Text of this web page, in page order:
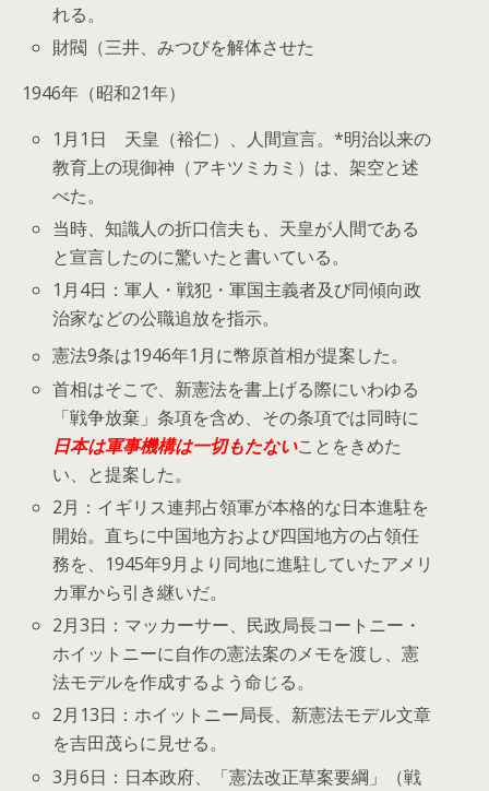
れる。
財閥（三井、みつびを解体させた
1946年（昭和21年）
1月1日 天皇（裕仁）、人間宣言。*明治以来の
教育上の現御神（アキツミカミ）は、架空と述
べた。
当時、知識人の折口信夫も、天皇が人間である
と宣言したのに驚いたと書いている。
1月4日：軍人・戦犯・軍国主義者及び同傾向政
治家などの公職追放を指示。
憲法9条は1946年1月に幣原首相が提案した。
首相はそこで、新憲法を書上げる際にいわゆる
「戦争放棄」条項を含め、その条項では同時に
日本は軍事機構は一切もたないことをきめた
い、と提案した。
2月：イギリス連邦占領軍が本格的な日本進駐を
開始。直ちに中国地方および四国地方の占領任
務を、1945年9月より同地に進駐していたアメリ
カ軍から引き継いだ。
2月3日：マッカーサー、民政局長コートニー・
ホイットニーに自作の憲法案のメモを渡し、憲
法モデルを作成するよう命じる。
2月13日：ホイットニー局長、新憲法モデル文章
を吉田茂らに見せる。
3月6日：日本政府、「憲法改正草案要綱」（戦